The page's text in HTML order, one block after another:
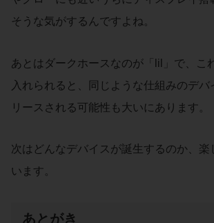
そうな気がするんですよね。
あとはダークホースなのが「lil」で、こ
入れられると、同じような仕組みのデバ
リースされる可能性も大いにあります。
次はどんなデバイスが誕生するのか、楽
います。
あとがき